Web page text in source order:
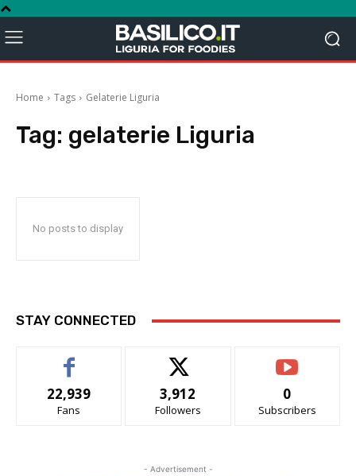
Home Tags Gelaterie Liguria
Tag: gelaterie Liguria
No posts to display
STAY CONNECTED
22,939
Fans
3,912
Followers
0
Subscribers
- Advertisement -